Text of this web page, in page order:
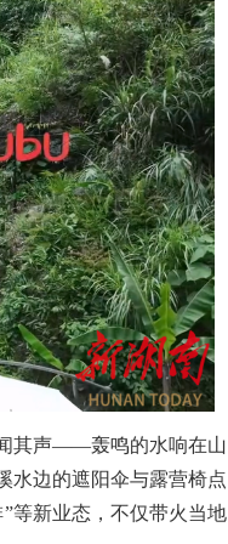
其声——轰鸣的水响在山
水边的遮阳伞与露营椅点
等新业态，不仅带火当地